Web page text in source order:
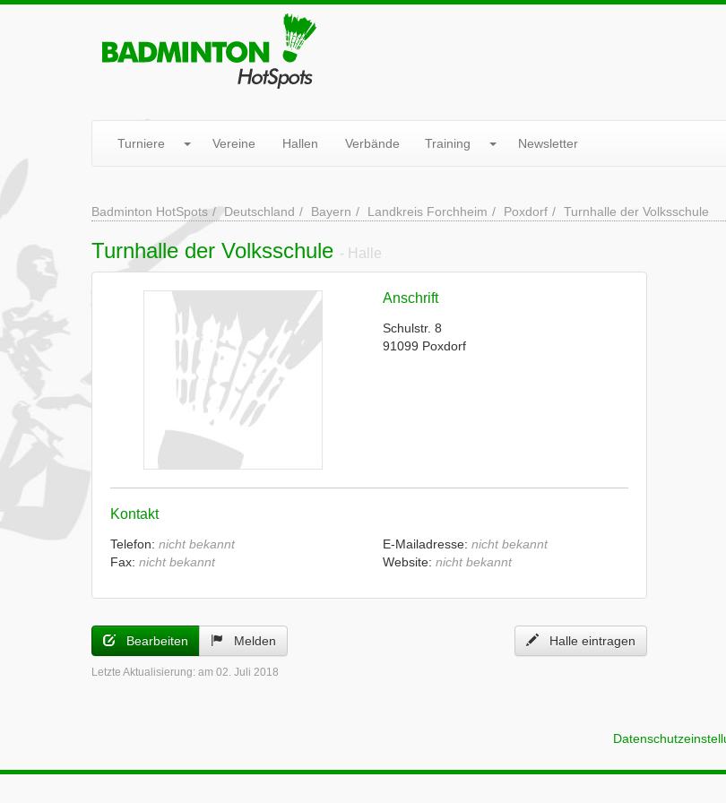
Turniere Vereine Hallen Verbände Training Newsletter
Badminton HotSpots Deutschland Bayern Landkreis Forchheim Poxdorf Turnhalle der Volksschule
Turnhalle der Volksschule - Halle
Anschrift
Schulstr. 8
91099 Poxdorf
Kontakt
Telefon: nicht bekannt
Fax: nicht bekannt
E-Mailadresse: nicht bekannt
Website: nicht bekannt
Bearbeiten Melden Halle eintragen
Letzte Aktualisierung: am 02. Juli 2018